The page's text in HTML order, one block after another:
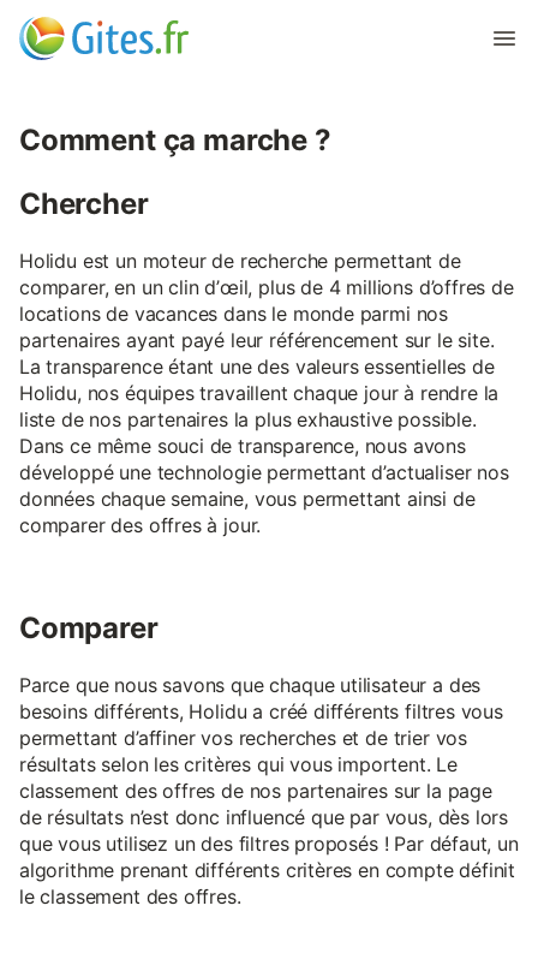
Comment ça marche ?
Chercher
Holidu est un moteur de recherche permettant de
comparer, en un clin d’œil, plus de 4 millions d’offres de
locations de vacances dans le monde parmi nos
partenaires ayant payé leur référencement sur le site.
La transparence étant une des valeurs essentielles de
Holidu, nos équipes travaillent chaque jour à rendre la
liste de nos partenaires la plus exhaustive possible.
Dans ce même souci de transparence, nous avons
développé une technologie permettant d’actualiser nos
données chaque semaine, vous permettant ainsi de
comparer des offres à jour.
Comparer
Parce que nous savons que chaque utilisateur a des
besoins différents, Holidu a créé différents filtres vous
permettant d’affiner vos recherches et de trier vos
résultats selon les critères qui vous importent. Le
classement des offres de nos partenaires sur la page
de résultats n’est donc influencé que par vous, dès lors
que vous utilisez un des filtres proposés ! Par défaut, un
algorithme prenant différents critères en compte définit
le classement des offres.